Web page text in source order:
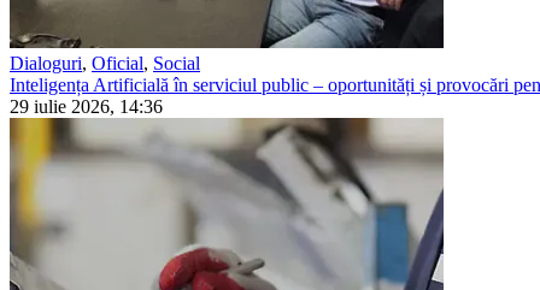
Dialoguri, Oficial, Social
Inteligența Artificială în serviciul public – oportunități și provocări
29 iulie 2026, 14:36